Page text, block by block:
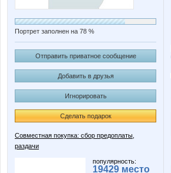
Портрет заполнен на 78 %
Отправить приватное сообщение
Добавить в друзья
Игнорировать
Сделать подарок
Совместная покупка: сбор предоплаты,
раздачи
популярность:
19429 место